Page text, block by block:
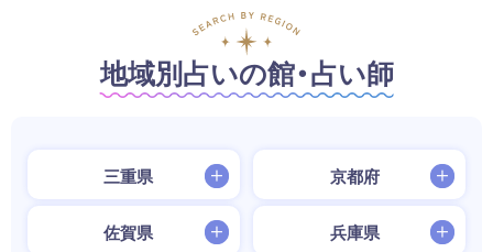
地域別占いの館・占い師
三重県 京都府
佐賀県 兵庫県